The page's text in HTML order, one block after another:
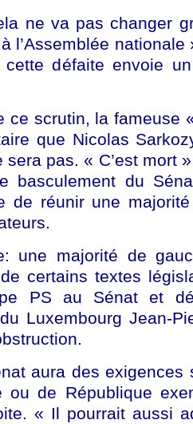
ne va pas changer
l’Assemblée
défaite envoie
ce scrutin, la fameuse
que Nicolas
sera pas. « C’est mort
basculement du
de réunir une
une majorité de
certains textes
PS au Sénat et
Luxembourg Jean-
aura des exigences
ou de République
« Il pourrait aussi